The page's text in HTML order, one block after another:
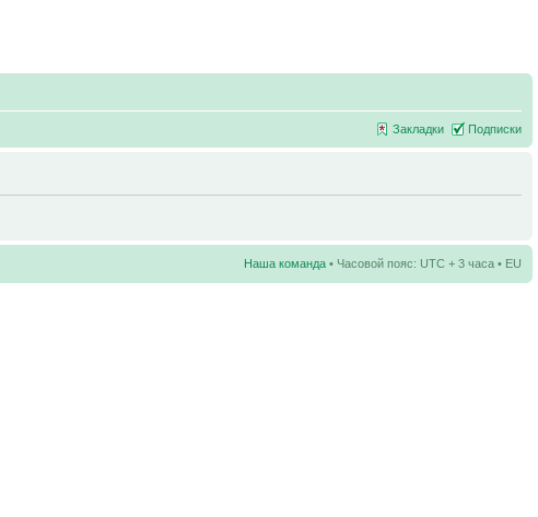
Закладки Подписки
Наша команда • Часовой пояс: UTC + 3 часа • EU